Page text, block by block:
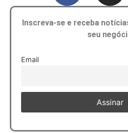
Inscreva-se e receba
seu
Email